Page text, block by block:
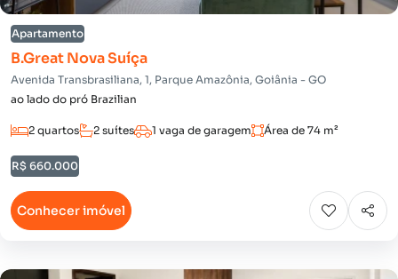
Apartamento
B.Great Nova Suíça
Avenida Transbrasiliana, 1, Parque Amazônia, Goiânia - GO
ao lado do pró Brazilian
2 quartos 2 suítes 1 vaga de garagem Área de 74 m²
R$ 660.000
Conhecer imóvel